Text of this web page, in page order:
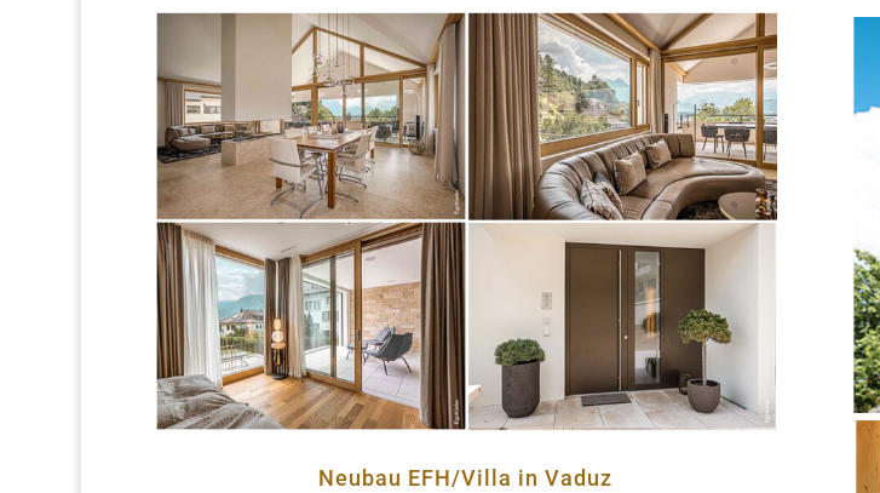
Neubau EFH/Villa in Vaduz